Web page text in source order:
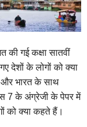
की गई कक्षा सातवीं
गए देशों के लोगों को क्या
और भारत के साथ
7 के अंग्रेजी के पेपर में
को क्या कहते हैं।